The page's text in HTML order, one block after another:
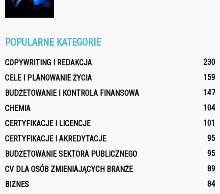
POPULARNE KATEGORIE
COPYWRITING I REDAKCJA
230
CELE I PLANOWANIE ŻYCIA
159
BUDŻETOWANIE I KONTROLA FINANSOWA
147
CHEMIA
104
CERTYFIKACJE I LICENCJE
101
CERTYFIKACJE I AKREDYTACJE
95
BUDŻETOWANIE SEKTORA PUBLICZNEGO
95
CV DLA OSÓB ZMIENIAJĄCYCH BRANŻE
89
BIZNES
84